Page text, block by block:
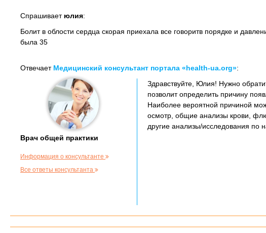
Спрашивает юлия:
Болит в облости сердца скорая приехала все говоритв порядке и
была 35
Отвечает Медицинский консультант портала «health-ua.org»:
Врач общей практики
Информация о консультанте
Все ответы консультанта
Здравствуйте, Юлия! Нужно
позволит определить причину
Наиболее вероятной причиной
осмотр, общие анализы крови,
другие анализы/исследования по